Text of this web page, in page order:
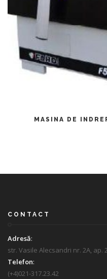
MASINA DE
CONTACT
Adresă:
str. Vasile Alecsandri nr. 2A, ap.
Telefon:
(+4)021-317.23.42